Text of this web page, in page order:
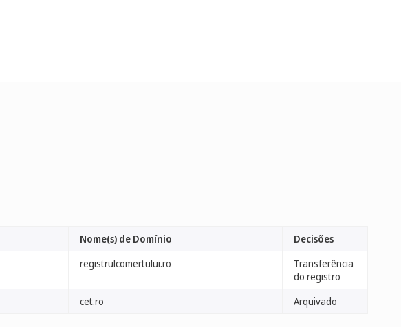
Nome(s) de Domínio
Decisões
registrulcomertului.ro
Transferência
do registro
cet.ro Arquivado